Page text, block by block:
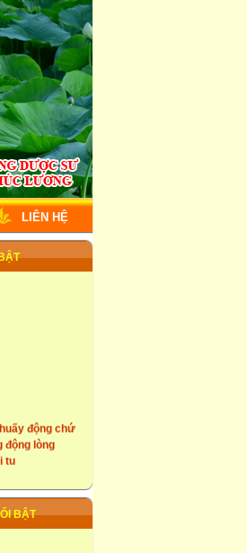
LIÊN HỆ
động chứ
động lòng
tu
Ký Dưới Góc
BẬT